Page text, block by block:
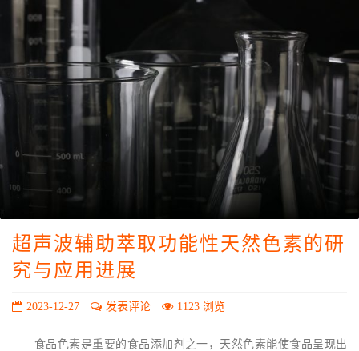
超声波辅助萃取功能性天然色素的研
究与应用进展
2023-12-27 发表评论 1123 浏览
食品色素是重要的食品添加剂之一，天然色素能使食品呈现出